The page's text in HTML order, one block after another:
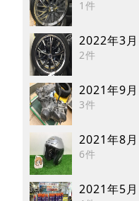
1件
2022年3月
2件
2021年9月
3件
2021年8月
6件
2021年5月